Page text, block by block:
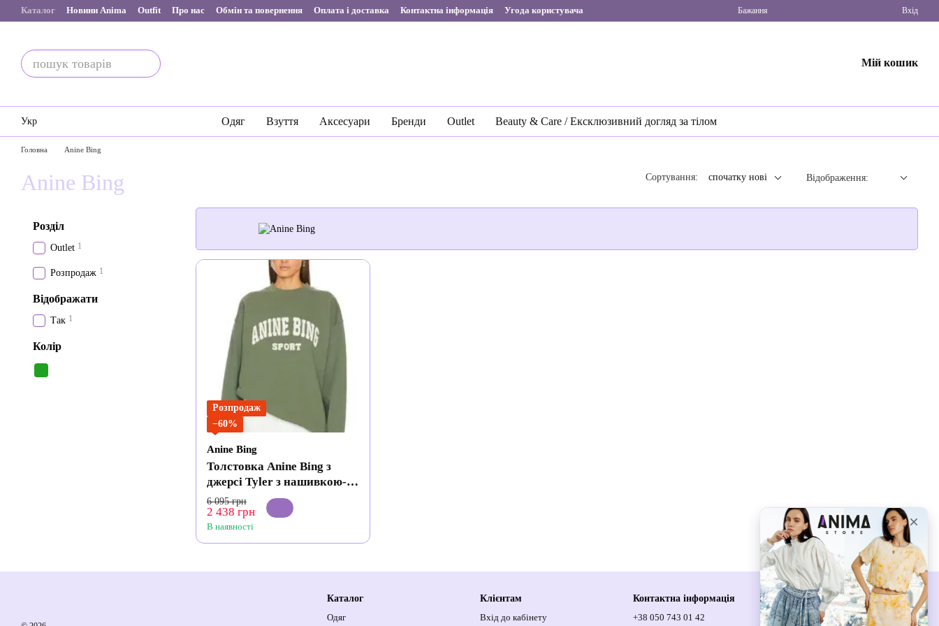
Перейти до основного контенту
Каталог Новини Anima Outfit Про нас Обмін та повернення Оплата і доставка Контактна інформація Угода користувача Бажання Вхід
Мій кошик
Укр Одяг Взуття Аксесуари Бренди Outlet Beauty & Care / Ексклюзивний догляд за тілом
Головна Anine Bing
Anine Bing Сортування: спочатку нові Відображення:
Розпродаж
−60%
Anine Bing
Толстовка Anine Bing з
джерсі Tyler з нашивкою-
логотипом
6 095 грн
2 438 грн
В наявності
Розділ
Outlet 1
Розпродаж 1
Відображати
Так 1
Колір
Каталог
Одяг
Клієнтам
Вхід до кабінету
Контактна інформація
+38 050 743 01 42
Спортивна площа, 1, м.Київ, 01021,